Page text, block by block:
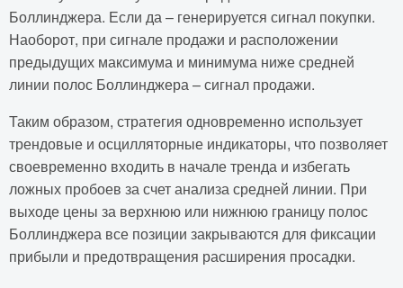
Боллинджера. Если да – генерируется сигнал покупки.
Наоборот, при сигнале продажи и расположении
предыдущих максимума и минимума ниже средней
линии полос Боллинджера – сигнал продажи.
Таким образом, стратегия одновременно использует
трендовые и осцилляторные индикаторы, что позволяет
своевременно входить в начале тренда и избегать
ложных пробоев за счет анализа средней линии. При
выходе цены за верхнюю или нижнюю границу полос
Боллинджера все позиции закрываются для фиксации
прибыли и предотвращения расширения просадки.